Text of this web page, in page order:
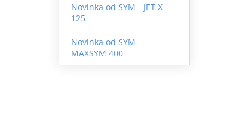
Novinka od SYM - JET X
125
Novinka od SYM -
MAXSYM 400